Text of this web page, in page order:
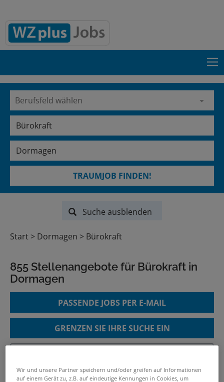
TRAUMJOB FINDEN!
Suche ausblenden
Start Dormagen Bürokraft
855 Stellenangebote für Bürokraft in
Dormagen
PASSENDE JOBS PER E-MAIL
GRENZEN SIE IHRE SUCHE EIN
Bürofachkraft (m/w/d)
Wir und unsere Partner speichern und/oder greifen auf Informationen
auf einem Gerät zu, z.B. auf eindeutige Kennungen in Cookies, um